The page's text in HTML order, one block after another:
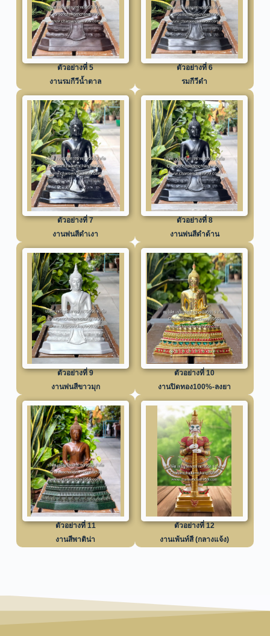
ตัวอย่างที่ 5
งานรมกีวีน้ำตาล
ตัวอย่างที่ 6
รมกีวีดำ
ตัวอย่างที่ 7
งานพ่นสีดำเงา
ตัวอย่างที่ 8
งานพ่นสีดำด้าน
ตัวอย่างที่ 9
งานพ่นสีขาวมุก
ตัวอย่างที่ 10
งานปิดทอง100%-ลงยา
ตัวอย่างที่ 11
งานสีพาติน่า
ตัวอย่างที่ 12
งานเพ้นท์สี (กลางแจ้ง)